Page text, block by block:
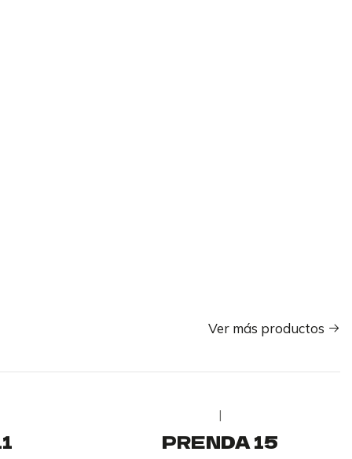
Ver más productos
|
PRENDA 15